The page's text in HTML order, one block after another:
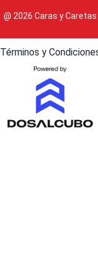
@ 2026 Caras y Caretas
Términos y